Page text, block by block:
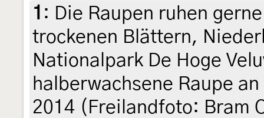
1 : Die Raupen ruhen
trockenen Blättern,
Nationalpark De Hoge
halberwachsene Raupe an
2014 (Freilandfoto: Bram